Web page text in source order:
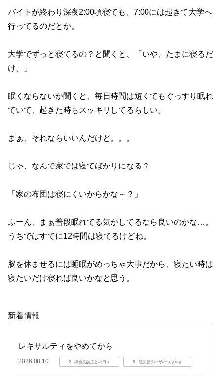
バイトが終わり深夜2:00頃寝ても、7:00には起きて大学へ
行ってるのだとか。
大学でずっと寝てるの？と聞くと、「いや、たまに寝るだ
け。」
眠くならないか聞くと、毎日時間は短くてもぐっすり眠れ
ていて、起きた時もスッキリしてるらしい。
まぁ、それならいいんだけど。。。
じゃ、なんで家では寝てばかりになる？
「家の布団は寝にくいからかな～？」
ふーん、まぁ普段眠れてる気がしてるなら良いのかな…。
うちではすでに12時間は寝てるけどね。
脳を休ませるには睡眠がめっちゃ大事だから、寝たい時は
寝たいだけ寝れば良いかなと思う。
新着情報
レキサルティをやめてから
2026.08.10 2．統合失調症との日々 5．統失息子の母のつぶやき